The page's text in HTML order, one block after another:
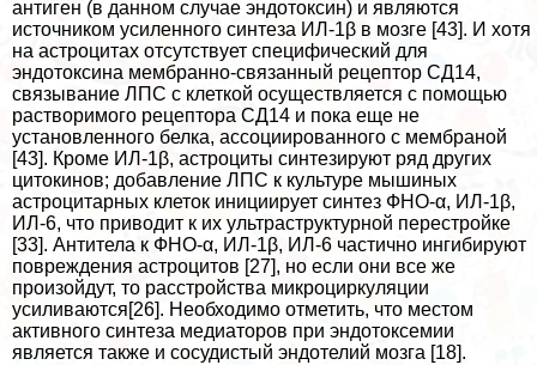
антиген (в данном случае эндотоксин) и являются
источником усиленного синтеза ИЛ-1β в мозге [43]. И хотя
на астроцитах отсутствует специфический для
эндотоксина мембранно-связанный рецептор СД14,
связывание ЛПС с клеткой осуществляется с помощью
растворимого рецептора СД14 и пока еще не
установленного белка, ассоциированного с мембраной
[43]. Кроме ИЛ-1β, астроциты синтезируют ряд других
цитокинов; добавление ЛПС к культуре мышиных
астроцитарных клеток инициирует синтез ФНО-α, ИЛ-1β,
ИЛ-6, что приводит к их ультраструктурной перестройке
[33]. Антитела к ФНО-α, ИЛ-1β, ИЛ-6 частично ингибируют
повреждения астроцитов [27], но если они все же
произойдут, то расстройства микроциркуляции
усиливаются[26]. Необходимо отметить, что местом
активного синтеза медиаторов при эндотоксемии
является также и сосудистый эндотелий мозга [18].